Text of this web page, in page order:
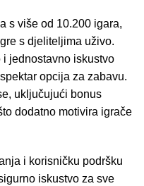
s više od 10.200 igara,
s djeliteljima uživo.
jednostavno iskustvo
opcija za zabavu.
uključujući bonus
dodatno motivira igrače
i korisničku podršku
iskustvo za sve